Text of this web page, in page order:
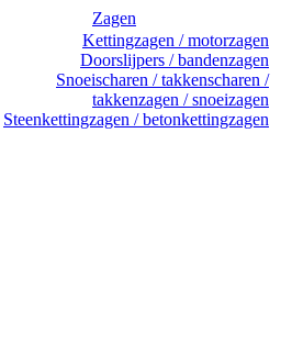
Zagen
Kettingzagen / motorzagen
Doorslijpers / bandenzagen
Snoeischaren / takkenscharen /
takkenzagen / snoeizagen
Steenkettingzagen / betonkettingzagen